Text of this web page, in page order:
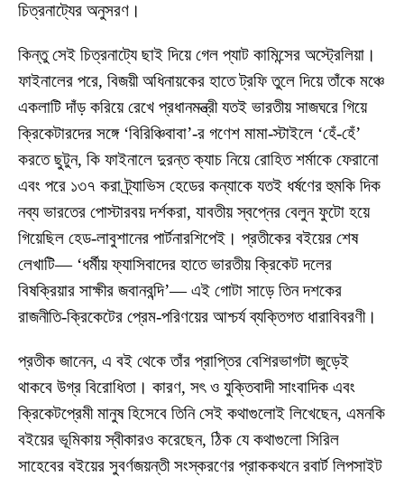
চিত্রনাট্যের অনুসরণ।
কিন্তু সেই চিত্রনাট্যে ছাই দিয়ে গেল প্যাট কামিন্সের অস্ট্রেলিয়া।
ফাইনালের পরে, বিজয়ী অধিনায়কের হাতে ট্রফি তুলে দিয়ে তাঁকে মঞ্চে
একলাটি দাঁড় করিয়ে রেখে প্রধানমন্ত্রী যতই ভারতীয় সাজঘরে গিয়ে
ক্রিকেটারদের সঙ্গে ‘বিরিঞ্চিবাবা’-র গণেশ মামা-স্টাইলে ‘হেঁ-হেঁ’
করতে ছুটুন, কি ফাইনালে দুরন্ত ক্যাচ নিয়ে রোহিত শর্মাকে ফেরানো
এবং পরে ১৩৭ করা ট্র্যাভিস হেডের কন্যাকে যতই ধর্ষণের হুমকি দিক
নব্য ভারতের পোস্টারবয় দর্শকরা, যাবতীয় স্বপ্নের বেলুন ফুটো হয়ে
গিয়েছিল হেড-লাবুশানের পার্টনারশিপেই। প্রতীকের বইয়ের শেষ
লেখাটি— ‘ধর্মীয় ফ্যাসিবাদের হাতে ভারতীয় ক্রিকেট দলের
বিষক্রিয়ার সাক্ষীর জবানবন্দি’— এই গোটা সাড়ে তিন দশকের
রাজনীতি-ক্রিকেটের প্রেম-পরিণয়ের আশ্চর্য ব্যক্তিগত ধারাবিবরণী।
প্রতীক জানেন, এ বই থেকে তাঁর প্রাপ্তির বেশিরভাগটা জুড়েই
থাকবে উগ্র বিরোধিতা। কারণ, সৎ ও যুক্তিবাদী সাংবাদিক এবং
ক্রিকেটপ্রেমী মানুষ হিসেবে তিনি সেই কথাগুলোই লিখেছেন, এমনকি
বইয়ের ভূমিকায় স্বীকারও করেছেন, ঠিক যে কথাগুলো সিরিল
সাহেবের বইয়ের সুবর্ণজয়ন্তী সংস্করণের প্রাককথনে রবার্ট লিপসাইট